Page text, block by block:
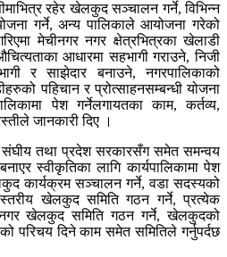
रहेर खेलकुद सञ्चालन गर्ने, विभिन्न
गर्ने, अन्य पालिकाले आयोजना गरेको
मेचीनगर नगर क्षेत्रभित्रका खेलाडी
आधारमा सहभागी गराउने, निजी
र साझेदार बनाउने, नगरपालिकाको
पहिचान र प्रोत्साहनसम्बन्धी योजना
पेश गर्नेलगायतका काम, कर्तव्य,
जानकारी दिए ।
तथा प्रदेश सरकारसँग समेत समन्वय
स्वीकृतिका लागि कार्यपालिकामा पेश
कार्यक्रम सञ्चालन गर्ने, वडा सदस्यको
खेलकुद समिति गठन गर्ने, प्रत्येक
खेलकुद समिति गठन गर्ने, खेलकुदको
परिचय दिने काम समेत समितिले गर्नुपर्दछ